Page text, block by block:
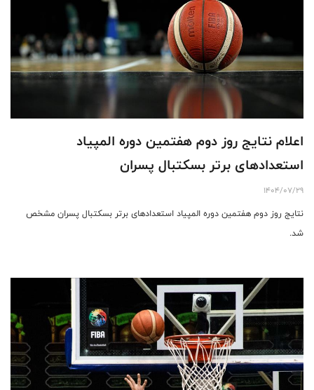
اعلام نتایج روز دوم هفتمین دوره المپیاد
استعدادهای برتر بسکتبال پسران
1404/07/29
نتایج روز دوم هفتمین دوره المپیاد استعدادهای برتر بسکتبال پسران مشخص
شد.